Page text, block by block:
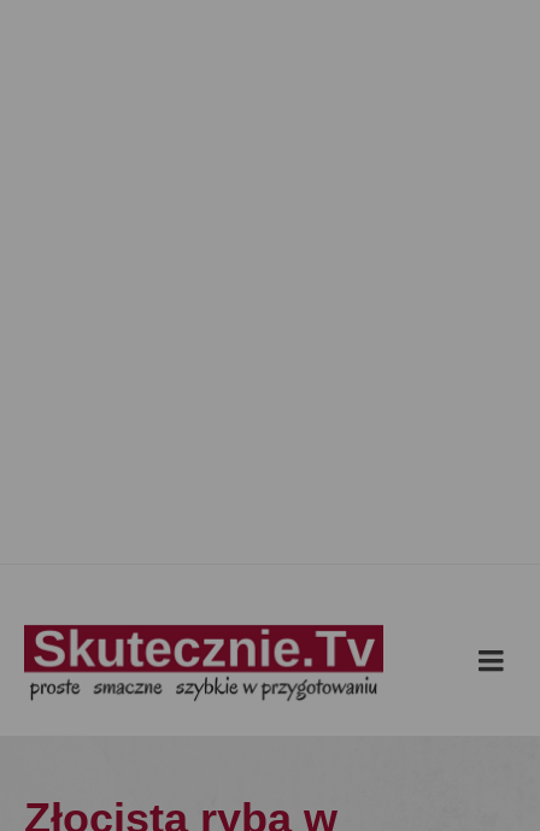
Złocista ryba w